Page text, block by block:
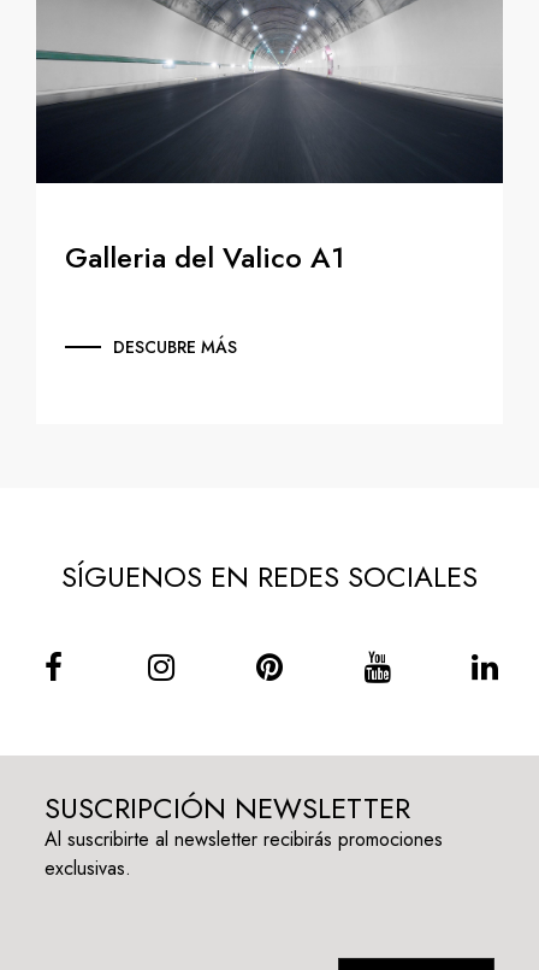
Galleria del Valico A1
DESCUBRE MÁS
SÍGUENOS EN REDES SOCIALES
SUSCRIPCIÓN NEWSLETTER
Al suscribirte al newsletter recibirás promociones
exclusivas.